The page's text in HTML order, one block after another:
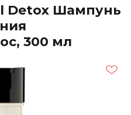
Detox Шампунь
300 мл